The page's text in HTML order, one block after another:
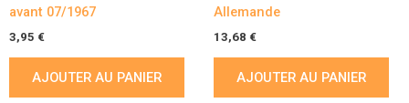
avant 07/1967
3,95 €
AJOUTER AU PANIER
Allemande
13,68 €
AJOUTER AU PANIER